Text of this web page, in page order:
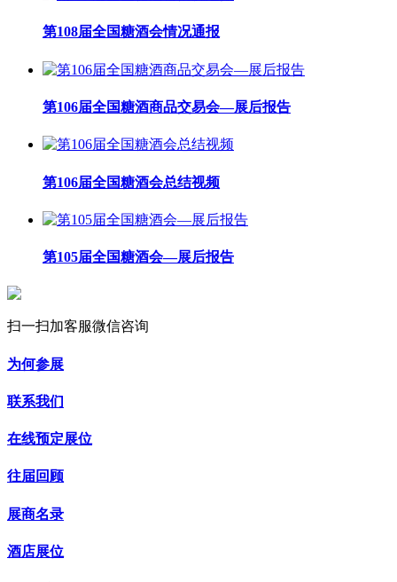
第108届全国糖酒会情况通报
第106届全国糖酒商品交易会—展后报告
第106届全国糖酒会总结视频
第105届全国糖酒会—展后报告
扫一扫加客服微信咨询
为何参展
联系我们
在线预定展位
往届回顾
展商名录
酒店展位